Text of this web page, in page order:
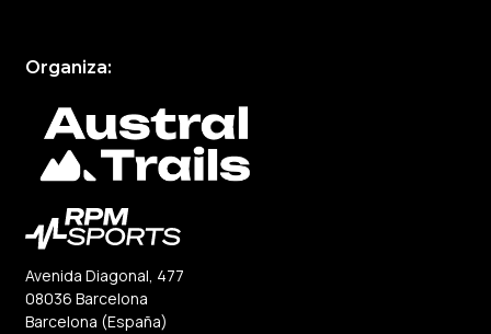
Organiza:
Avenida Diagonal, 477
08036 Barcelona
Barcelona (España)